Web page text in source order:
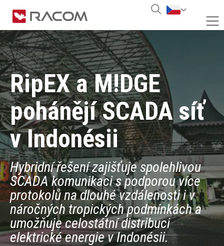
RipEX a M!DGE
pohánějí SCADA síť
v Indonésii
Hybridní řešení zajišťuje spolehlivou
SCADA komunikaci s podporou více
protokolů na dlouhé vzdálenosti i v
náročných tropických podmínkách a
umožňuje celostátní distribuci
elektrické energie v Indonésii.